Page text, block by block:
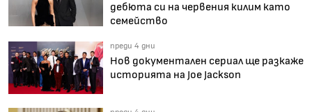
дебюта си на червения килим като
семейство
преди 4 дни
Нов документален сериал ще разкаже
историята на Joe Jackson